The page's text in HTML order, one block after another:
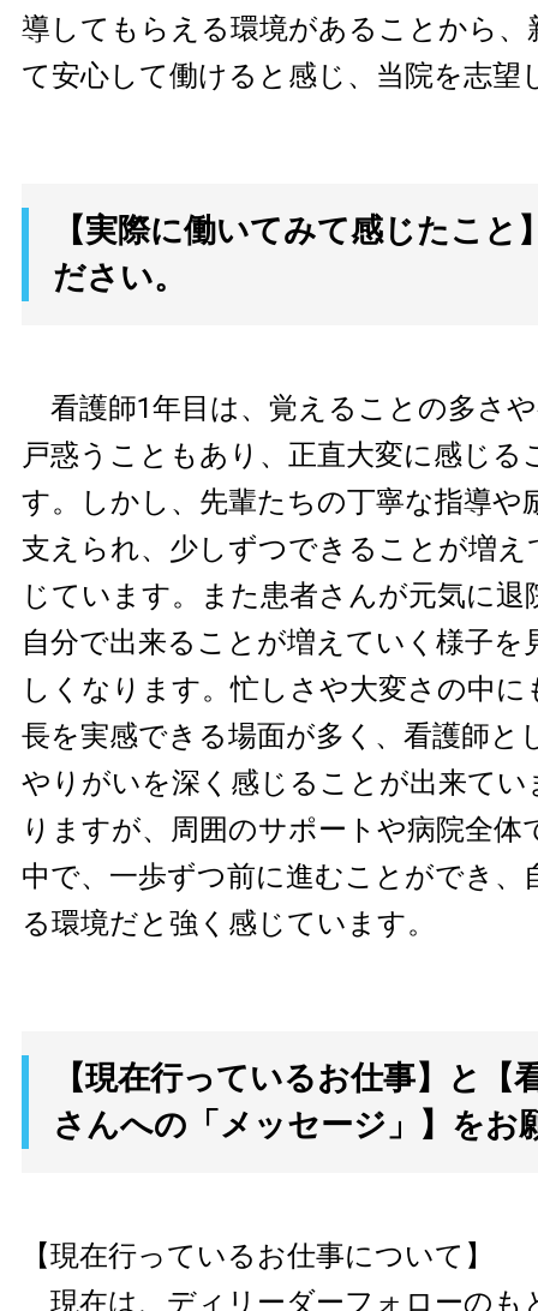
導してもらえる環境があることから、
て安心して働けると感じ、当院を志望
【実際に働いてみて感じたこと
ださい。
看護師1年目は、覚えることの多さ
戸惑うこともあり、正直大変に感じる
す。しかし、先輩たちの丁寧な指導や
支えられ、少しずつできることが増え
じています。また患者さんが元気に退
自分で出来ることが増えていく様子を
しくなります。忙しさや大変さの中
長を実感できる場面が多く、看護師と
やりがいを深く感じることが出来てい
りますが、周囲のサポートや病院全体
中で、一歩ずつ前に進むことができ、
る環境だと強く感じています。
【現在行っているお仕事】と【
さんへの「メッセージ」】をお
【現在行っているお仕事について】
現在は、ディリーダーフォローのも